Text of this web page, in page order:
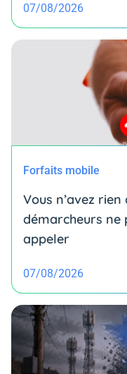
07/08/2026
Forfaits mobile
Vous n’avez
démarcheurs
appeler
07/08/2026